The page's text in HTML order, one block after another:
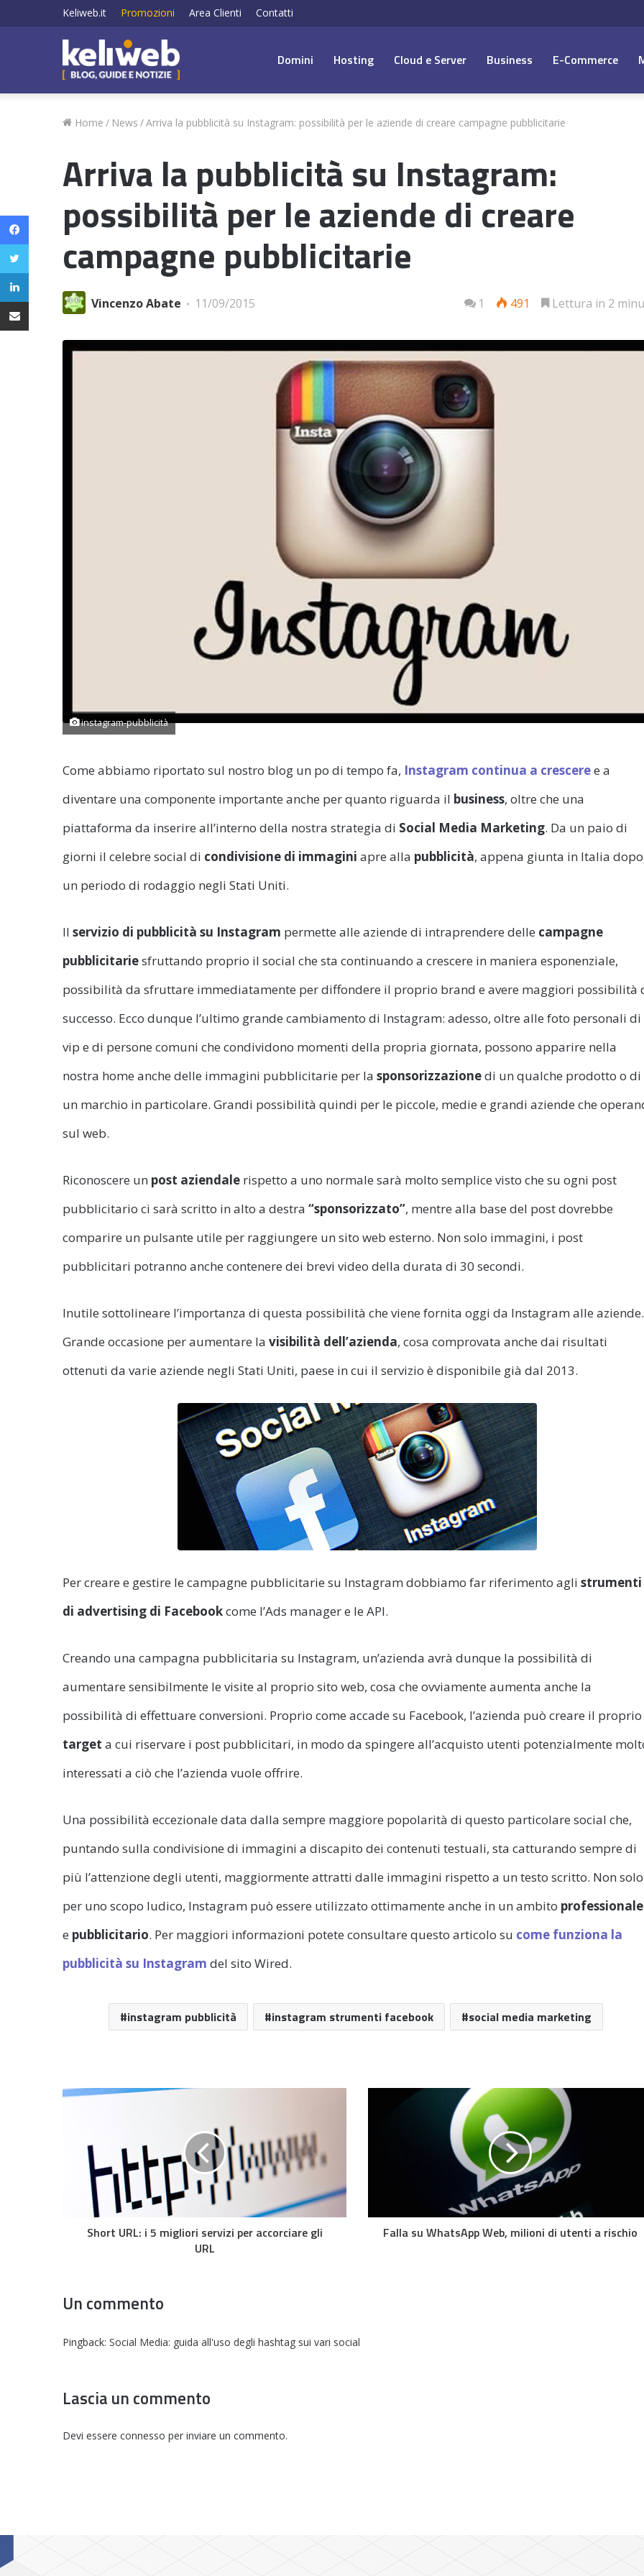
Keliweb.it Promozioni Area Clienti Contatti
Domini Hosting Cloud e Server Business E-Commerce
Home / News /Arriva la pubblicità su Instagram: possibilità per le aziende di creare campagne pubblicitarie
Arriva la pubblicità su Instagram:
possibilità per le aziende di creare
campagne pubblicitarie
Vincenzo Abate 11/09/2015 1 491 Lettura in 2
instagram-pubblicità
Come abbiamo riportato sul nostro blog un po di tempo fa, Instagram continua a cresceree a
diventare una componente importante anche per quanto riguarda il business, oltre che una
piattaforma da inserire all’interno della nostra strategia di Social Media Marketing. Da un paio di
giorni il celebre social di condivisione di immagini apre alla pubblicità, appena giunta in Italia dopo
un periodo di rodaggio negli Stati Uniti.
Il servizio di pubblicità su Instagram permette alle aziende di intraprendere delle campagne
pubblicitariesfruttando proprio il social che sta continuando a crescere in maniera esponenziale,
possibilità da sfruttare immediatamente per diffondere il proprio brand e avere maggiori possibilità
successo. Ecco dunque l’ultimo grande cambiamento di Instagram: adesso, oltre alle foto personali di
vip e di persone comuni che condividono momenti della propria giornata, possono apparire nella
nostra home anche delle immagini pubblicitarie per la sponsorizzazionedi un qualche prodotto o di
un marchio in particolare. Grandi possibilità quindi per le piccole, medie e grandi aziende che
sul web.
Riconoscere un post aziendale rispetto a uno normale sarà molto semplice visto che su ogni post
pubblicitario ci sarà scritto in alto a destra “sponsorizzato”, mentre alla base del post dovrebbe
comparire un pulsante utile per raggiungere un sito web esterno. Non solo immagini, i post
pubblicitari potranno anche contenere dei brevi video della durata di 30 secondi.
Inutile sottolineare l’importanza di questa possibilità che viene fornita oggi da Instagram alle aziende.
Grande occasione per aumentare la visibilità dell’azienda, cosa comprovata anche dai risultati
ottenuti da varie aziende negli Stati Uniti, paese in cui il servizio è disponibile già dal 2013.
Per creare e gestire le campagne pubblicitarie su Instagram dobbiamo far riferimento agli strumenti
di advertising di Facebookcome l’Ads manager e le API.
Creando una campagna pubblicitaria su Instagram, un’azienda avrà dunque la possibilità di
aumentare sensibilmente le visite al proprio sito web, cosa che ovviamente aumenta anche la
possibilità di effettuare conversioni. Proprio come accade su Facebook, l’azienda può creare il proprio
target a cui riservare i post pubblicitari, in modo da spingere all’acquisto utenti potenzialmente
interessati a ciò che l’azienda vuole offrire.
Una possibilità eccezionale data dalla sempre maggiore popolarità di questo particolare social che,
puntando sulla condivisione di immagini a discapito dei contenuti testuali, sta catturando sempre di
più l’attenzione degli utenti, maggiormente attratti dalle immagini rispetto a un testo scritto. Non solo
per uno scopo ludico, Instagram può essere utilizzato ottimamente anche in un ambito professionale
e pubblicitario. Per maggiori informazioni potete consultare questo articolo su come funziona la
pubblicità su Instagram del sito Wired.
instagram pubblicità instagram strumenti facebook social media marketing
Short URL: i 5 migliori servizi per accorciare gli
URL
Falla su WhatsApp Web, milioni di utenti a rischio
Un commento
Pingback: Social Media: guida all'uso degli hashtag sui vari social
Lascia un commento
Devi essere connesso per inviare un commento.
Facebook
Twitter
LinkedIn
Condividi via email